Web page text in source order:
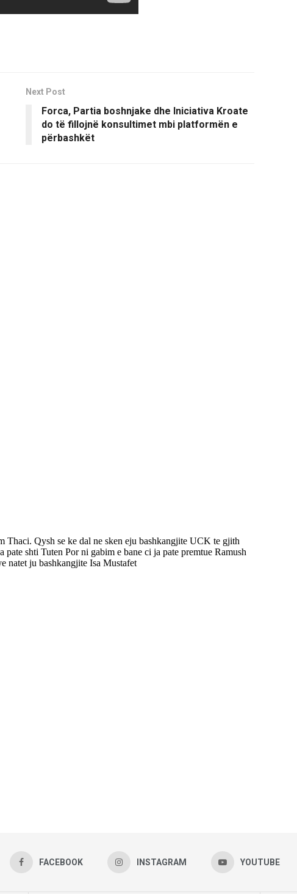
Next Post
Forca, Partia boshnjake dhe Iniciativa Kroate
do të fillojnë konsultimet mbi platformën e
përbashkët
FACEBOOK INSTAGRAM YOUTUBE